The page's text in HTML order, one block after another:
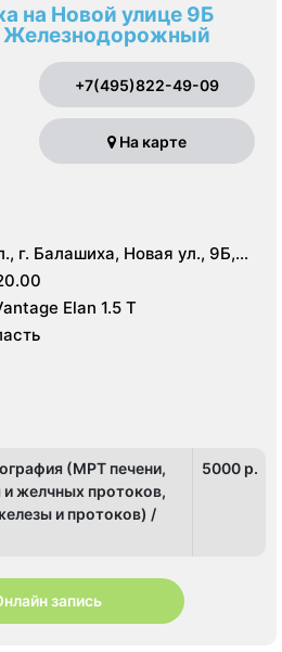
на Новой улице 9Б
Железнодорожный
+7(495)822-49-09
На карте
г. Балашиха, Новая ул., 9Б,
Elan 1.5 Т
(МРТ печени,
желчных протоков,
и протоков) /
5000 p.
запись